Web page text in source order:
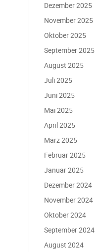
Dezember 2025
November 2025
Oktober 2025
September 2025
August 2025
Juli 2025
Juni 2025
Mai 2025
April 2025
März 2025
Februar 2025
Januar 2025
Dezember 2024
November 2024
Oktober 2024
September 2024
August 2024